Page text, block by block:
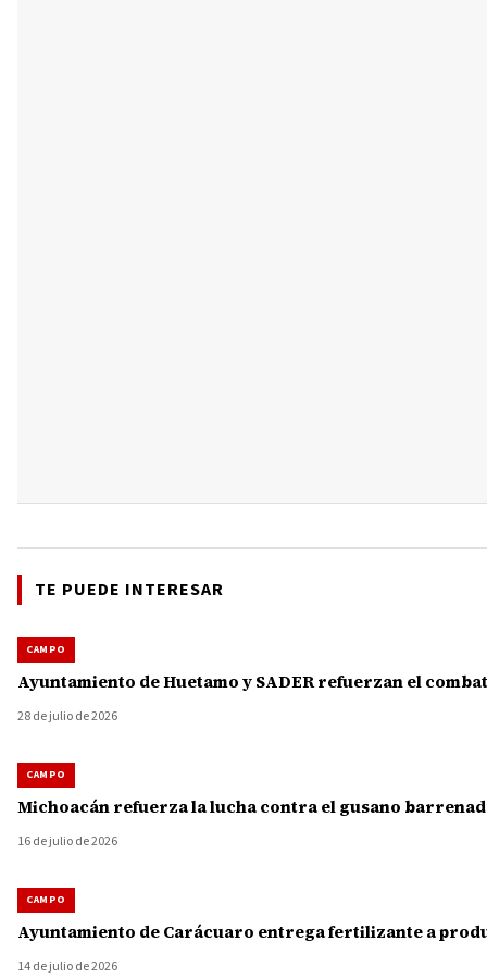
TE PUEDE INTERESAR
CAMPO
Ayuntamiento de Huetamo y SADER refuerzan el
28 de julio de 2026
CAMPO
Michoacán refuerza la lucha contra el gusano
16 de julio de 2026
CAMPO
Ayuntamiento de Carácuaro entrega fertilizante a
14 de julio de 2026